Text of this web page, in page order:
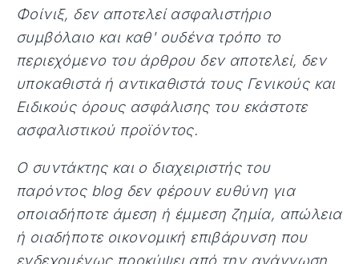
Φοίνιξ, δεν αποτελεί ασφαλιστήριο
συμβόλαιο και καθ' ουδένα τρόπο το
περιεχόμενο του άρθρου δεν αποτελεί, δεν
υποκαθιστά ή αντικαθιστά τους Γενικούς και
Ειδικούς όρους ασφάλισης του εκάστοτε
ασφαλιστικού προϊόντος.
Ο συντάκτης και ο διαχειριστής του
παρόντος blog δεν φέρουν ευθύνη για
οποιαδήποτε άμεση ή έμμεση ζημία, απώλεια
ή οιαδήποτε οικονομική επιβάρυνση που
ενδεχομένως προκύψει από την ανάγνωση,